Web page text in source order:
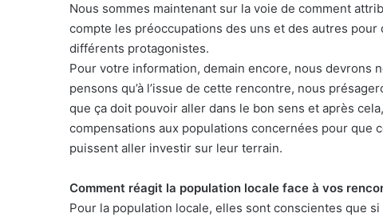
Nous sommes maintenant sur la voie de comment
compte les préoccupations des uns et des autres
différents protagonistes.
Pour votre information, demain encore, nous devrons
pensons qu’à l’issue de cette rencontre, nous
que ça doit pouvoir aller dans le bon sens et après
compensations aux populations concernées pour que
puissent aller investir sur leur terrain.
Comment réagit la population locale face à vos
Pour la population locale, elles sont conscientes que